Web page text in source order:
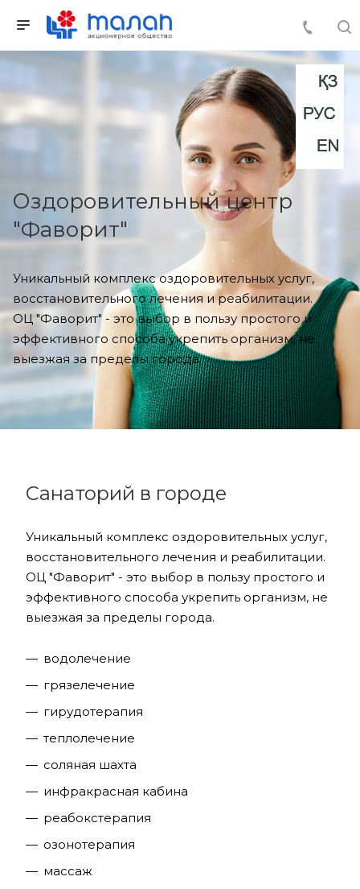
Оздоровительный центр
"Фаворит"
Уникальный комплекс оздоровительных услуг,
восстановительного лечения и реабилитации.
ОЦ "Фаворит" - это выбор в пользу простого и
эффективного способа укрепить организм, не
выезжая за пределы города.
Санаторий в городе
Уникальный комплекс оздоровительных услуг,
восстановительного лечения и реабилитации.
ОЦ "Фаворит" - это выбор в пользу простого и
эффективного способа укрепить организм, не
выезжая за пределы города.
водолечение
грязелечение
гирудотерапия
теплолечение
соляная шахта
инфракрасная кабина
реабокстерапия
озонотерапия
массаж